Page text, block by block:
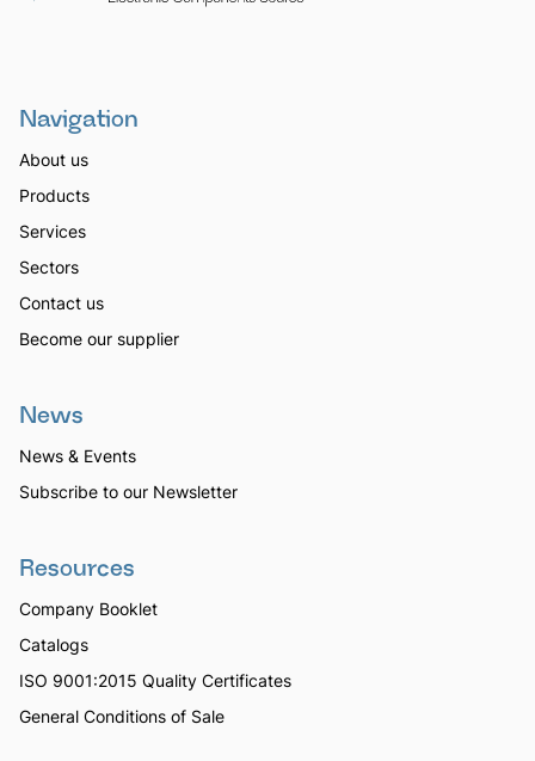
Navigation
About us
Products
Services
Sectors
Contact us
Become our supplier
News
News & Events
Subscribe to our Newsletter
Resources
Company Booklet
Catalogs
ISO 9001:2015 Quality Certificates
General Conditions of Sale